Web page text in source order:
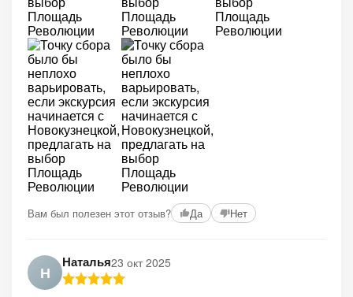
Вам был полезен этот отзыв? Да Нет
Н
Наталья23 окт 2025